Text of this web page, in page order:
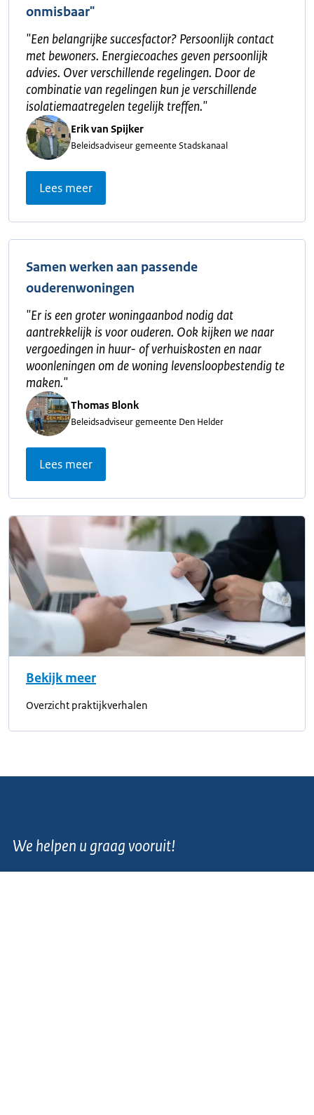
onmisbaar"
"Een belangrijke succesfactor? Persoonlijk contact
met bewoners. Energiecoaches geven persoonlijk
advies. Over verschillende regelingen. Door de
combinatie van regelingen kun je verschillende
isolatiemaatregelen tegelijk treffen."
Erik van Spijker
Beleidsadviseur gemeente Stadskanaal
Lees meer
Samen werken aan passende
ouderenwoningen
"Er is een groter woningaanbod nodig dat
aantrekkelijk is voor ouderen. Ook kijken we naar
vergoedingen in huur- of verhuiskosten en naar
woonleningen om de woning levensloopbestendig te
maken."
Thomas Blonk
Beleidsadviseur gemeente Den Helder
Lees meer
Bekijk meer
Overzicht praktijkverhalen
We helpen u graag vooruit!